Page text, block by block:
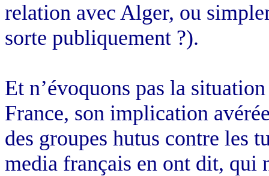
relation avec Alger, ou
sorte publiquement ?).
Et n’évoquons pas la
France, son implication
des groupes hutus contre les
media français en ont dit, qui